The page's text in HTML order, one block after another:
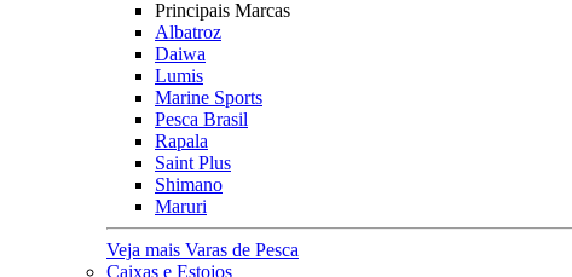
Principais Marcas
Albatroz
Daiwa
Lumis
Marine Sports
Pesca Brasil
Rapala
Saint Plus
Shimano
Maruri
Veja mais Varas de Pesca
Caixas e Estojos